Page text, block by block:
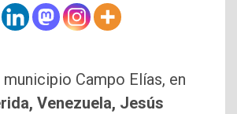
Campo Elías, en
Venezuela, Jesús